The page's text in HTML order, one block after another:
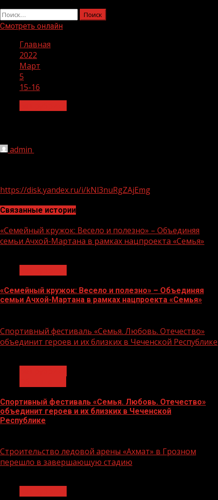
Найти:
Смотреть онлайн
Главная
2022
Март
5
15-16
admin
https://disk.yandex.ru/i/kNl3nuRgZAjEmg
Связанные истории
«Семейный кружок: Весело и полезно» – Объединяя
семьи Ачхой-Мартана в рамках нацпроекта «Семья»
«Семейный кружок: Весело и полезно» – Объединяя
семьи Ачхой-Мартана в рамках нацпроекта «Семья»
Спортивный фестиваль «Семья. Любовь. Отечество»
объединит героев и их близких в Чеченской Республике
Спортивный фестиваль «Семья. Любовь. Отечество»
объединит героев и их близких в Чеченской
Республике
Строительство ледовой арены «Ахмат» в Грозном
перешло в завершающую стадию